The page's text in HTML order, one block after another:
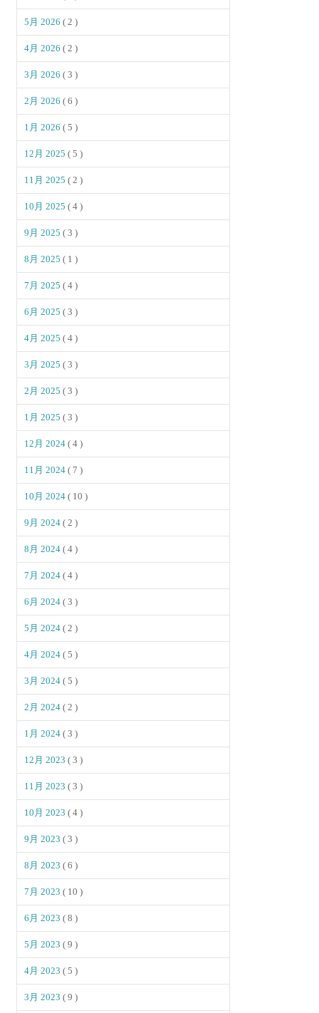
5月 2026( 2 )
4月 2026( 2 )
3月 2026( 3 )
2月 2026( 6 )
1月 2026( 5 )
12月 2025( 5 )
11月 2025( 2 )
10月 2025( 4 )
9月 2025( 3 )
8月 2025( 1 )
7月 2025( 4 )
6月 2025( 3 )
4月 2025( 4 )
3月 2025( 3 )
2月 2025( 3 )
1月 2025( 3 )
12月 2024( 4 )
11月 2024( 7 )
10月 2024( 10 )
9月 2024( 2 )
8月 2024( 4 )
7月 2024( 4 )
6月 2024( 3 )
5月 2024( 2 )
4月 2024( 5 )
3月 2024( 5 )
2月 2024( 2 )
1月 2024( 3 )
12月 2023( 3 )
11月 2023( 3 )
10月 2023( 4 )
9月 2023( 3 )
8月 2023( 6 )
7月 2023( 10 )
6月 2023( 8 )
5月 2023( 9 )
4月 2023( 5 )
3月 2023( 9 )